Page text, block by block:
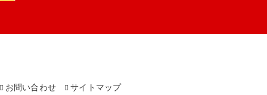
お問い合わせ サイトマップ